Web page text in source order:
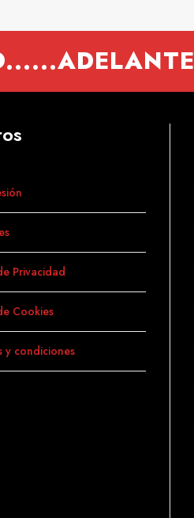
Privacidad
Cookies
y condiciones